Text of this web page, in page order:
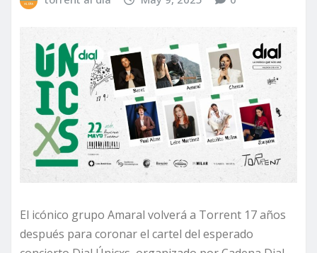
El icónico grupo Amaral volverá a Torrent 17 años
después para coronar el cartel del esperado